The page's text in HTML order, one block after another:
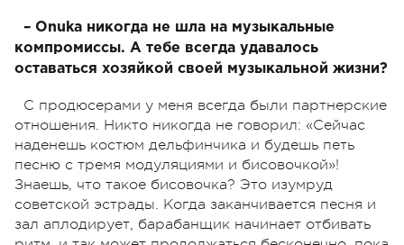
– Onuka никогда не шла на музыкальные
компромиссы. А тебе всегда удавалось
оставаться хозяйкой своей музыкальной жизни?
С продюсерами у меня всегда были партнерские
отношения. Никто никогда не говорил: «Сейчас
наденешь костюм дельфинчика и будешь петь
песню с тремя модуляциями и бисовочкой»!
Знаешь, что такое бисовочка? Это изумруд
советской эстрады. Когда заканчивается песня и
зал аплодирует, барабанщик начинает отбивать